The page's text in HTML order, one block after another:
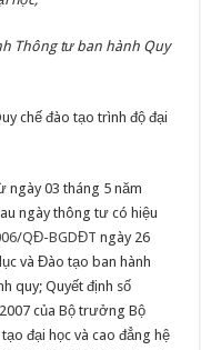
Thông tư ban hành Quy
chế đào tạo trình độ đại
ngày 03 tháng 5 năm
ngày thông tư có hiệu
QĐ-BGDĐT ngày 26
và Đào tạo ban hành
quy; Quyết định số
của Bộ trưởng Bộ
đại học và cao đẳng hệ